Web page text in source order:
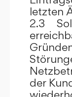
letzten
2.3
der